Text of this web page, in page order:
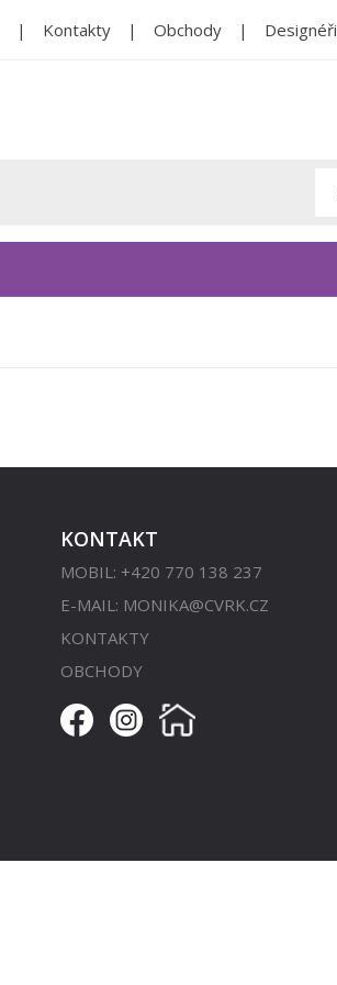
Kontakty Obchody Designéři
KONTAKT
MOBIL: +420 770 138 237
E-MAIL: MONIKA@CVRK.CZ
KONTAKTY
OBCHODY